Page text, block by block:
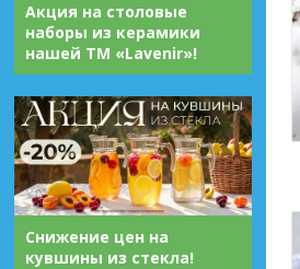
Акция на столовые
наборы из керамики
нашей ТМ «Lavenir»!
Снижение цен на
кувшины из стекла!